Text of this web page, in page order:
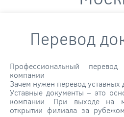
Перевод
Профессиональный
компании
Зачем нужен перевод уставных
Уставные документы – это
компании. При выходе на
открытии филиала за